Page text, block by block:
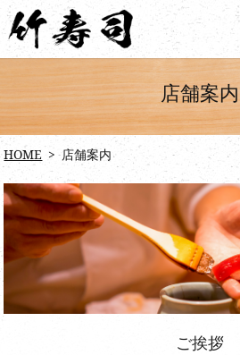
店舗案内
HOME 店舗案内
ご挨拶